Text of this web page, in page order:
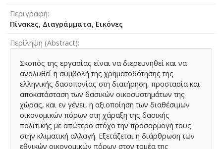
Περιγραφή
Πίνακες, Διαγράμματα, Εικόνες
Περίληψη (Abstract)
Σκοπός της εργασίας είναι να διερευνηθεί και να
αναλυθεί η συμβολή της χρηματοδότησης της
ελληνικής δασοπονίας στη διατήρηση, προστασία και
αποκατάσταση των δασικών οικοσυστημάτων της
χώρας, και εν γένει, η αξιοποίηση των διαθέσιμων
οικονομικών πόρων στη χάραξη της δασικής
πολιτικής με απώτερο στόχο την προσαρμογή τους
στην κλιματική αλλαγή. Εξετάζεται η διάρθρωση των
εθνικών οικονομικών πόρων στον τομέα της